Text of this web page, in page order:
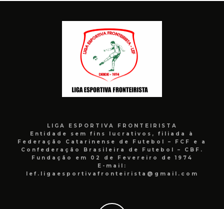
LIGA ESPORTIVA FRONTEIRISTA
Entidade sem fins lucrativos, filiada à
Federação Catarinense de Futebol – FCF e a
Confederação Brasileira de Futebol – CBF.
Fundação em 02 de Fevereiro de 1974
E-mail:
lef.ligaesportivafronteirista@gmail.com